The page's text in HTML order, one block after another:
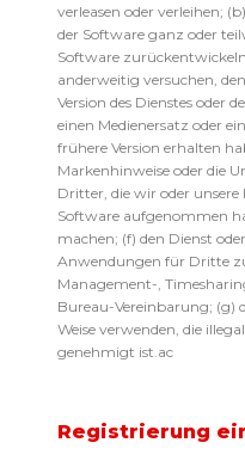
verleasen oder verleihen;
der Software ganz oder
Software
anderweitig versuchen,
Version des Dienstes oder
einen Medienersatz oder
frühere Version erhalten
Markenhinweise oder die
Dritter, die wir oder unsere
Software aufgenommen
machen; (f) den Dienst
Anwendungen für Dritte
Management-,
Bureau-Vereinbarung; (g)
Weise verwenden, die
genehmigt ist.ac
Registrierung